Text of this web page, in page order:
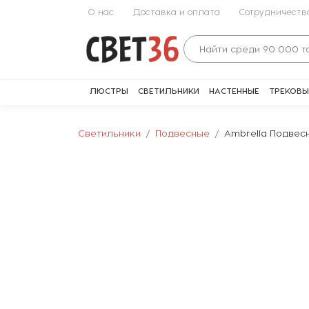
О нас Доставка и оплата
ЛЮСТРЫ СВЕТИЛЬНИКИ НАСТЕННЫЕ
Светильники Подвесные Ambrella